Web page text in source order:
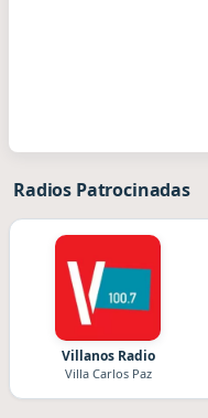
Radios Patrocinadas
Villanos Radio
Villa Carlos Paz